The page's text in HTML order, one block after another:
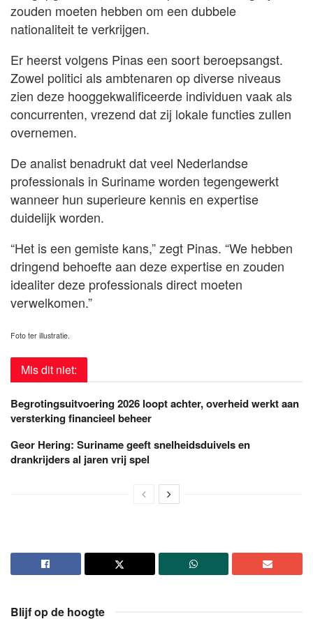
zouden moeten hebben om een dubbele
nationaliteit te verkrijgen.
Er heerst volgens Pinas een soort beroepsangst.
Zowel politici als ambtenaren op diverse niveaus
zien deze hooggekwalificeerde individuen vaak als
concurrenten, vrezend dat zij lokale functies zullen
overnemen.
De analist benadrukt dat veel Nederlandse
professionals in Suriname worden tegengewerkt
wanneer hun superieure kennis en expertise
duidelijk worden.
“Het is een gemiste kans,” zegt Pinas. “We hebben
dringend behoefte aan deze expertise en zouden
idealiter deze professionals direct moeten
verwelkomen.”
Foto ter illustratie.
Mis dit niet:
Begrotingsuitvoering 2026 loopt achter, overheid werkt aan
versterking financieel beheer
Geor Hering: Suriname geeft snelheidsduivels en
drankrijders al jaren vrij spel
Blijf op de hoogte